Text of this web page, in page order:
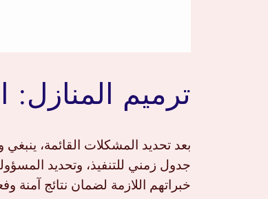
ترميم
بعد تحديد المشكلات القائمة،
جدول زمني للتنفيذ، وتحديد
خبراتهم اللازمة لضمان نتائج آمنة